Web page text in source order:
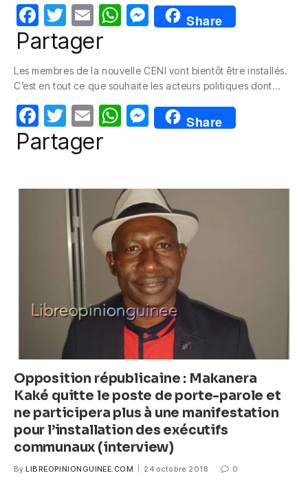
F
a
e
b
o
o
T
w
itt
er
E
m
W
s
A
p
M
e
e
n
g
Share
Partager
Les membres de la nouvelle CENI vont bientôt être installés.
C’est en tout ce que souhaite les acteurs politiques dont…
F
a
e
T
w
itt
er
E
m
W
s
A
p
p
M
e
e
n
g
er
Share
Partager
Opposition républicaine : Makanera
Kaké quitte le poste de porte-parole et
ne participera plus à une manifestation
pour l’installation des exécutifs
communaux (interview)
By LIBREOPINIONGUINEE.COM 24 octobre 2018 0